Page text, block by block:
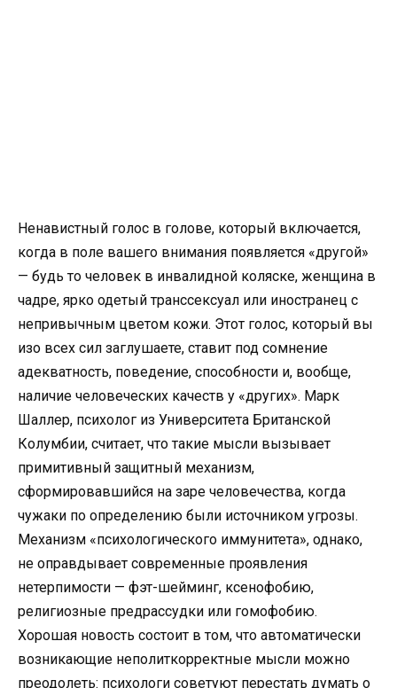
Ненавистный голос в голове, который включается,
когда в поле вашего внимания появляется «другой»
— будь то человек в инвалидной коляске, женщина в
чадре, ярко одетый транссексуал или иностранец с
непривычным цветом кожи. Этот голос, который вы
изо всех сил заглушаете, ставит под сомнение
адекватность, поведение, способности и, вообще,
наличие человеческих качеств у «других». Марк
Шаллер, психолог из Университета Британской
Колумбии, считает, что такие мысли вызывает
примитивный защитный механизм,
сформировавшийся на заре человечества, когда
чужаки по определению были источником угрозы.
Механизм «психологического иммунитета», однако,
не оправдывает современные проявления
нетерпимости — фэт-шейминг, ксенофобию,
религиозные предрассудки или гомофобию.
Хорошая новость состоит в том, что автоматически
возникающие неполиткорректные мысли можно
преодолеть: психологи советуют перестать думать о